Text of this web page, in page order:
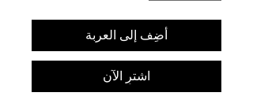
أضِف إلى العربة
اشترِ الآن